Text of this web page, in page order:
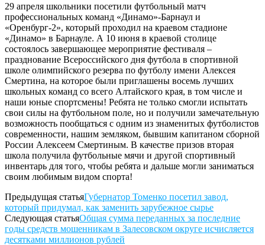
29 апреля школьники посетили футбольный матч
профессиональных команд «Динамо»-Барнаул и
«Оренбург-2», который проходил на краевом стадионе
«Динамо» в Барнауле. А 10 июня в краевой столице
состоялось завершающее мероприятие фестиваля –
празднование Всероссийского дня футбола в спортивной
школе олимпийского резерва по футболу имени Алексея
Смертина, на которое были приглашены восемь лучших
школьных команд со всего Алтайского края, в том числе и
наши юные спортсмены! Ребята не только смогли испытать
свои силы на футбольном поле, но и получили замечательную
возможность пообщаться с одним из знаменитых футболистов
современности, нашим земляком, бывшим капитаном сборной
России Алексеем Смертиным. В качестве призов вторая
школа получила футбольные мячи и другой спортивный
инвентарь для того, чтобы ребята и дальше могли заниматься
своим любимым видом спорта!
Предыдущая статьяГубернатор Томенко посетил завод,
который придумал, как заменить зарубежное сырье
Следующая статьяОбщая сумма переданных за последние
годы средств мошенникам в Залесовском округе исчисляется
десятками миллионов рублей